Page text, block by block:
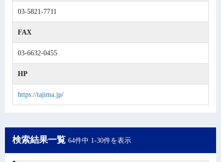
03-5821-7711
FAX
03-6632-0455
HP
https://tajima.jp/
検索結果一覧 64件中 1-30件を表示